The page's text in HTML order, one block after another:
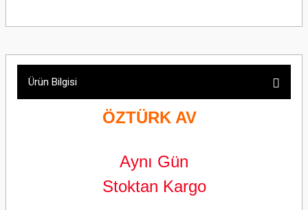
Ürün Bilgisi
ÖZTÜRK AV
Aynı Gün
Stoktan Kargo